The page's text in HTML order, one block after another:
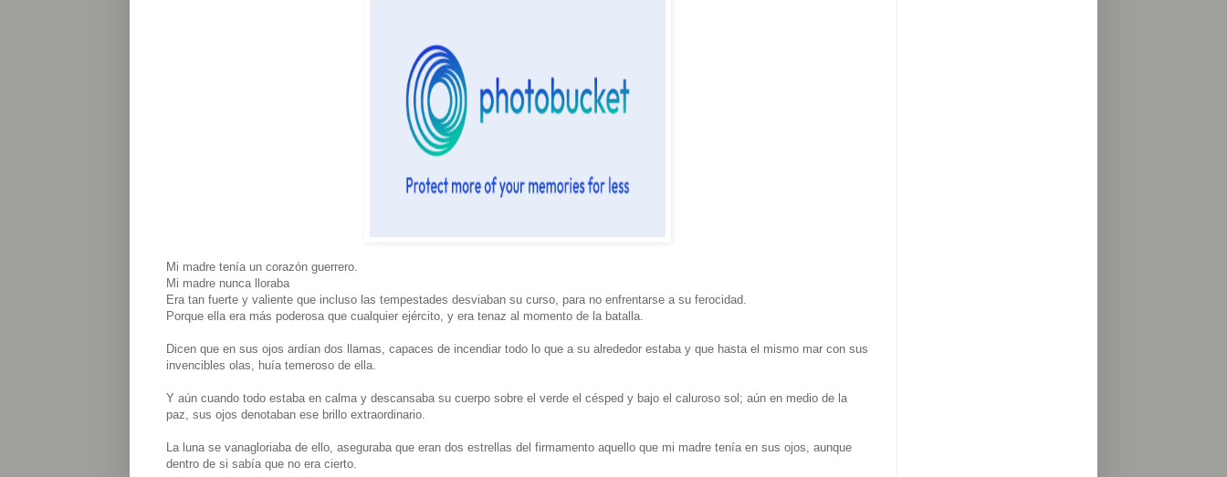
Mi madre tenía un corazón guerrero.
Mi madre nunca lloraba
Era tan fuerte y valiente que incluso las tempestades desviaban su curso, para no enfrentarse a su ferocidad.
Porque ella era más poderosa que cualquier ejército, y era tenaz al momento de la batalla.
Dicen que en sus ojos ardían dos llamas, capaces de incendiar todo lo que a su alrededor estaba y que hasta el mismo mar con sus
invencibles olas, huía temeroso de ella.
Y aún cuando todo estaba en calma y descansaba su cuerpo sobre el verde el césped y bajo el caluroso sol; aún en medio de la
paz, sus ojos denotaban ese brillo extraordinario.
La luna se vanagloriaba de ello, aseguraba que eran dos estrellas del firmamento aquello que mi madre tenía en sus ojos, aunque
dentro de si sabía que no era cierto.